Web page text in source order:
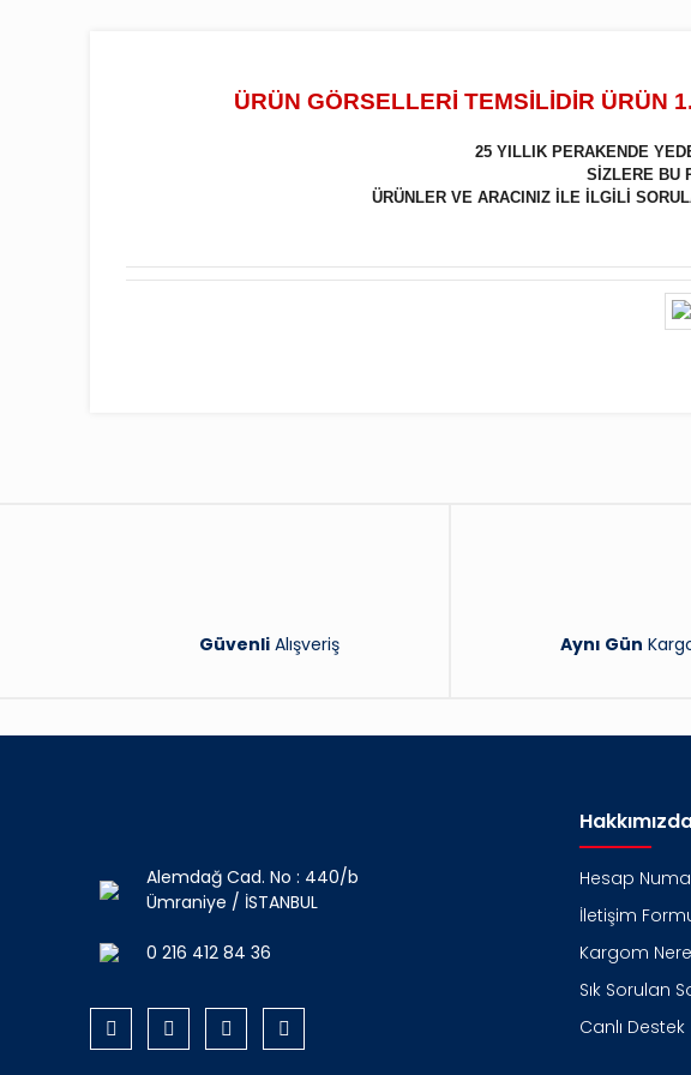
ÜRÜN GÖRSELLERİ TEMSİLİDİR ÜRÜN
25 YILLIK PERAKENDE
SİZLERE BU
ÜRÜNLER VE ARACINIZ İLE İLGİLİ
GüvenliAlışveriş Aynı Gün
Alemdağ Cad. No : 440/b
Ümraniye / İSTANBUL
0 216 412 84 36
Hesap
İletişim
Kargom
Sık Sorulan
Canlı Destek